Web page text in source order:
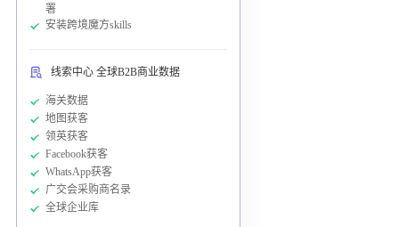
署
安装跨境魔方skills
线索中心 全球B2B商业数据
海关数据
地图获客
领英获客
Facebook获客
WhatsApp获客
广交会采购商名录
全球企业库